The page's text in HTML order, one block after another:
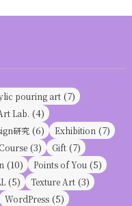
pouring art (7)
Lab. (4)
研究 (6) Exhibition (7)
(3) Gift (7)
(10) Points of You (5)
(5) Texture Art (3)
WordPress (5)